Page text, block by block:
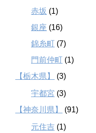
赤坂 (1)
銀座 (16)
錦糸町 (7)
門前仲町 (1)
【栃木県】
(3)
宇都宮 (3)
【神奈川県】
(91)
元住吉 (1)